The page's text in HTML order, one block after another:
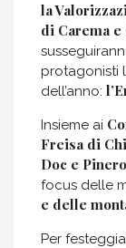
la
di Carema e
protagonisti
dell’anno:
Insieme ai
Freisa di
Doc e
focus delle
e delle
Per